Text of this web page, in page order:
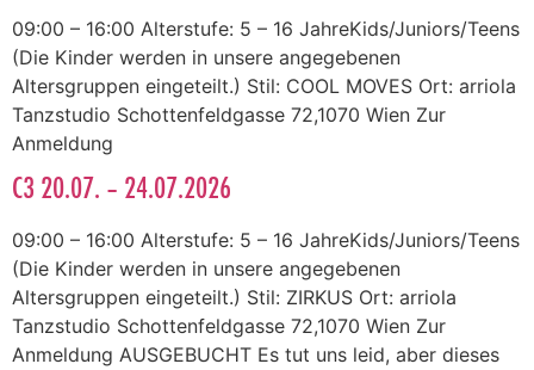
09:00 – 16:00 Alterstufe: 5 – 16 JahreKids/Juniors/Teens
(Die Kinder werden in unsere angegebenen
Altersgruppen eingeteilt.) Stil: COOL MOVES Ort: arriola
Tanzstudio Schottenfeldgasse 72,1070 Wien Zur
Anmeldung
C3 20.07. – 24.07.2026
09:00 – 16:00 Alterstufe: 5 – 16 JahreKids/Juniors/Teens
(Die Kinder werden in unsere angegebenen
Altersgruppen eingeteilt.) Stil: ZIRKUS Ort: arriola
Tanzstudio Schottenfeldgasse 72,1070 Wien Zur
Anmeldung AUSGEBUCHT Es tut uns leid, aber dieses